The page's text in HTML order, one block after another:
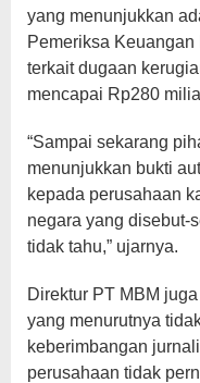
yang menunjukkan
Pemeriksa
terkait dugaan
mencapai Rp280
“Sampai sekarang
menunjukkan bukti
kepada perusahaan
negara yang disebut-
tidak tahu,” ujarnya.
Direktur PT MBM
yang menurutnya
keberimbangan
perusahaan tidak